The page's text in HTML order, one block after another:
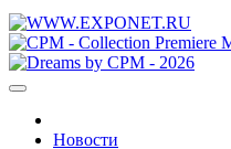
Новости